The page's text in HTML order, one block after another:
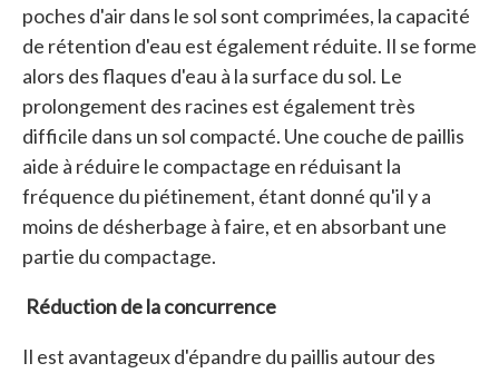
poches d'air dans le sol sont comprimées, la capacité
de rétention d'eau est également réduite. Il se forme
alors des flaques d'eau à la surface du sol. Le
prolongement des racines est également très
difficile dans un sol compacté. Une couche de paillis
aide à réduire le compactage en réduisant la
fréquence du piétinement, étant donné qu'il y a
moins de désherbage à faire, et en absorbant une
partie du compactage.
Réduction de la concurrence
Il est avantageux d'épandre du paillis autour des